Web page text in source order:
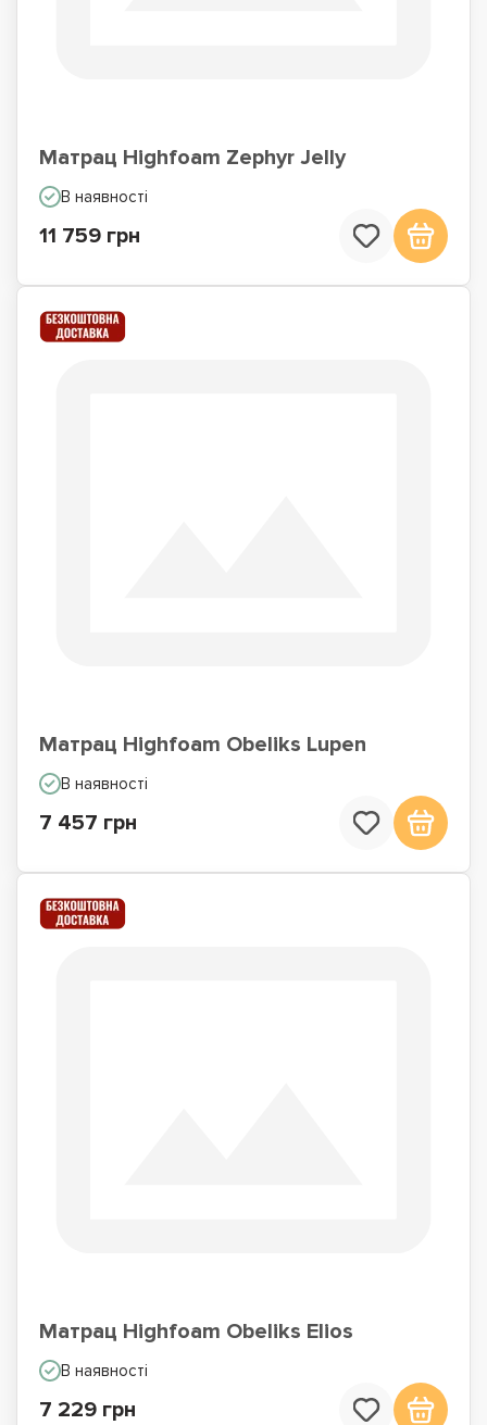
Матрац Highfoam Zephyr Jelly
В наявності
11 759 грн
Матрац Highfoam Obeliks Lupen
В наявності
7 457 грн
Матрац Highfoam Obeliks Elios
В наявності
7 229 грн